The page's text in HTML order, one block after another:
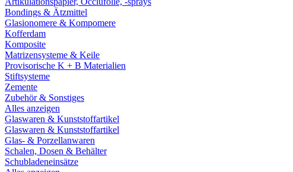
Bondings & Ätzmittel
Glasionomere & Kompomere
Kofferdam
Komposite
Matrizensysteme & Keile
Provisorische K + B Materialien
Stiftsysteme
Zemente
Zubehör & Sonstiges
Alles anzeigen
Glaswaren & Kunststoffartikel
Glaswaren & Kunststoffartikel
Glas- & Porzellanwaren
Schalen, Dosen & Behälter
Schubladeneinsätze